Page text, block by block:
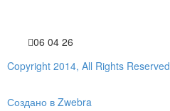
06 04 26
Copyright 2014, All Rights Reserved
Создано в Zwebra